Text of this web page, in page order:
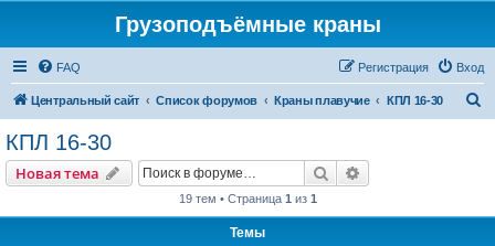
Грузоподъёмные краны
FAQ Вход
Регистрация
Центральный сайт Список форумов Краны плавучие КПЛ 16-30
КПЛ 16-30
Новая тема Поиск
19 тем • Страница 1 из 1
Темы